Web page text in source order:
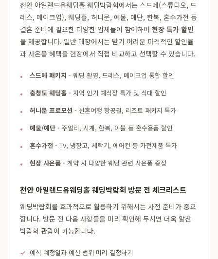
천안 아일랜드유웨딩홀 웨딩박람회에서는 스드메(스튜디오, 드
레스, 메이크업), 웨딩홀, 허니문, 예물, 예단, 한복, 혼수가전 등
결혼 준비에 필요한 다양한 업체들이 참여하여 현장 특가 할인
을 제공합니다. 일반 매장에서는 받기 어려운 파격적인 할인율
과 사은품 혜택을 현장에서 직접 비교하고 선택할 수 있습니다.
스드메 패키지 - 웨딩 촬영, 드레스, 메이크업 통합 할인
충청도 웨딩홀 - 지역 인기 예식장 특가 및 식대 할인
허니문 프로모션 - 신혼여행 항공권, 리조트 패키지 특가
예물/예단 - 주얼리, 시계, 한복, 이불 등 혼수용품 할인
혼수가전 - TV, 냉장고, 세탁기, 에어컨 등 가전제품 특가
현장 사은품 - 계약 시 다양한 웨딩 관련 사은품 증정
천안 아일랜드유웨딩홀 웨딩박람회 방문 전 체크리스트
웨딩박람회를 효과적으로 활용하기 위해서는 사전 준비가 중요
합니다. 방문 전 다음 사항들을 미리 확인해 두시면 더욱 알찬
박람회 관람이 가능합니다.
예식 예정일과 예산 범위 미리 결정하기